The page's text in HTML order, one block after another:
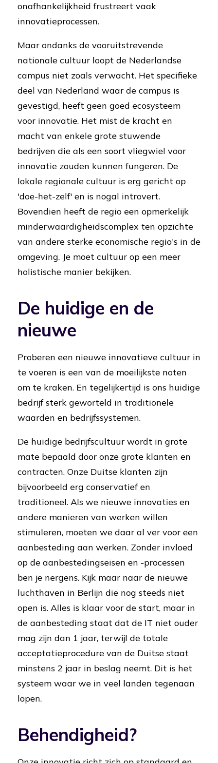
onafhankelijkheid frustreert vaak
innovatieprocessen.
Maar ondanks de vooruitstrevende
nationale cultuur loopt de Nederlandse
campus niet zoals verwacht. Het specifieke
deel van Nederland waar de campus is
gevestigd, heeft geen goed ecosysteem
voor innovatie. Het mist de kracht en
macht van enkele grote stuwende
bedrijven die als een soort vliegwiel voor
innovatie zouden kunnen fungeren. De
lokale regionale cultuur is erg gericht op
'doe-het-zelf' en is nogal introvert.
Bovendien heeft de regio een opmerkelijk
minderwaardigheidscomplex ten opzichte
van andere sterke economische regio's in de
omgeving. Je moet cultuur op een meer
holistische manier bekijken.
De huidige en de
nieuwe
Proberen een nieuwe innovatieve cultuur in
te voeren is een van de moeilijkste noten
om te kraken. En tegelijkertijd is ons huidige
bedrijf sterk geworteld in traditionele
waarden en bedrijfssystemen.
De huidige bedrijfscultuur wordt in grote
mate bepaald door onze grote klanten en
contracten. Onze Duitse klanten zijn
bijvoorbeeld erg conservatief en
traditioneel. Als we nieuwe innovaties en
andere manieren van werken willen
stimuleren, moeten we daar al ver voor een
aanbesteding aan werken. Zonder invloed
op de aanbestedingseisen en -processen
ben je nergens. Kijk maar naar de nieuwe
luchthaven in Berlijn die nog steeds niet
open is. Alles is klaar voor de start, maar in
de aanbesteding staat dat de IT niet ouder
mag zijn dan 1 jaar, terwijl de totale
acceptatieprocedure van de Duitse staat
minstens 2 jaar in beslag neemt. Dit is het
systeem waar we in veel landen tegenaan
lopen.
Behendigheid?